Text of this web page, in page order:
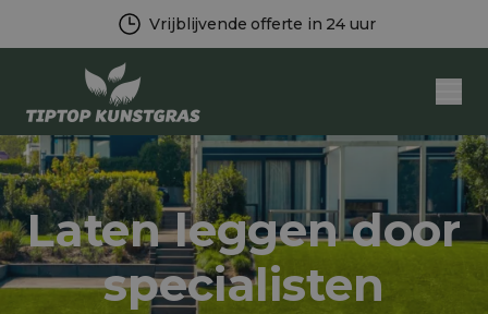
Vrijblijvende offerte in 24 uur
Laten leggen door
specialisten